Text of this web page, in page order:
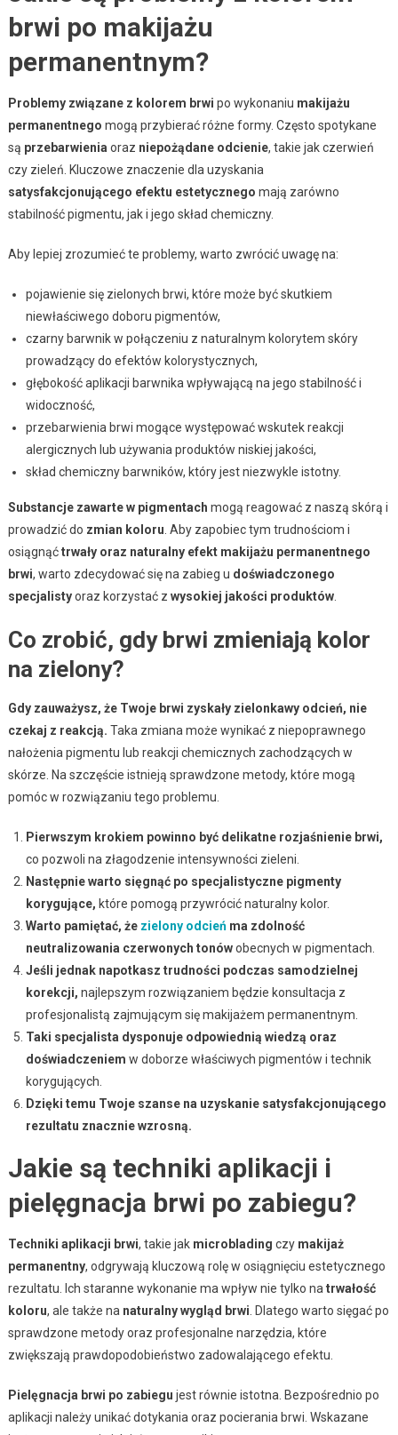
brwi po makijażu
permanentnym?
Problemy związane z kolorem brwi po wykonaniu makijażu
permanentnego mogą przybierać różne formy. Często spotykane
są przebarwienia oraz niepożądane odcienie, takie jak czerwień
czy zieleń. Kluczowe znaczenie dla uzyskania
satysfakcjonującego efektu estetycznego mają zarówno
stabilność pigmentu, jak i jego skład chemiczny.
Aby lepiej zrozumieć te problemy, warto zwrócić uwagę na:
pojawienie się zielonych brwi, które może być skutkiem
niewłaściwego doboru pigmentów,
czarny barwnik w połączeniu z naturalnym kolorytem skóry
prowadzący do efektów kolorystycznych,
głębokość aplikacji barwnika wpływającą na jego stabilność i
widoczność,
przebarwienia brwi mogące występować wskutek reakcji
alergicznych lub używania produktów niskiej jakości,
skład chemiczny barwników, który jest niezwykle istotny.
Substancje zawarte w pigmentach mogą reagować z naszą skórą i
prowadzić do zmian koloru . Aby zapobiec tym trudnościom i
osiągnąćtrwały oraz naturalny efekt makijażu permanentnego
brwi, warto zdecydować się na zabieg u doświadczonego
specjalistyoraz korzystać z wysokiej jakości produktów.
Co zrobić, gdy brwi zmieniają kolor
na zielony?
Gdy zauważysz, że Twoje brwi zyskały zielonkawy odcień, nie
czekaj z reakcją. Taka zmiana może wynikać z niepoprawnego
nałożenia pigmentu lub reakcji chemicznych zachodzących w
skórze. Na szczęście istnieją sprawdzone metody, które mogą
pomóc w rozwiązaniu tego problemu.
Pierwszym krokiem powinno być delikatne rozjaśnienie brwi,
co pozwoli na złagodzenie intensywności zieleni.
Następnie warto sięgnąć po specjalistyczne pigmenty
korygujące, które pomogą przywrócić naturalny kolor.
Warto pamiętać, że zielony odcieńma zdolność
neutralizowania czerwonych tonówobecnych w pigmentach.
Jeśli jednak napotkasz trudności podczas samodzielnej
korekcji, najlepszym rozwiązaniem będzie konsultacja z
profesjonalistą zajmującym się makijażem permanentnym.
Taki specjalista dysponuje odpowiednią wiedzą oraz
doświadczeniem w doborze właściwych pigmentów i technik
korygujących.
Dzięki temu Twoje szanse na uzyskanie satysfakcjonującego
rezultatu znacznie wzrosną.
Jakie są techniki aplikacji i
pielęgnacja brwi po zabiegu?
Techniki aplikacji brwi, takie jak microblading czy makijaż
permanentny, odgrywają kluczową rolę w osiągnięciu estetycznego
rezultatu. Ich staranne wykonanie ma wpływ nie tylko na trwałość
koloru, ale także na naturalny wygląd brwi . Dlatego warto sięgać po
sprawdzone metody oraz profesjonalne narzędzia, które
zwiększają prawdopodobieństwo zadowalającego efektu.
Pielęgnacja brwi po zabiegu jest równie istotna. Bezpośrednio po
aplikacji należy unikać dotykania oraz pocierania brwi. Wskazane